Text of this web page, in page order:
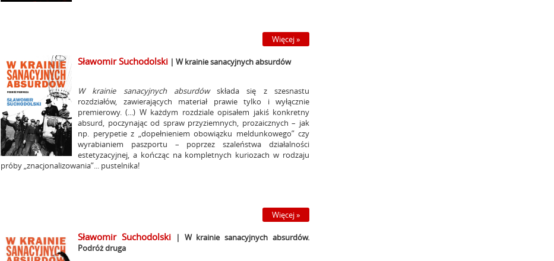
Więcej »
Sławomir Suchodolski | W krainie sanacyjnych absurdów
W krainie sanacyjnych absurdówskłada się z szesnastu
rozdziałów, zawierających materiał prawie tylko i wyłącznie
premierowy. (...) W każdym rozdziale opisałem jakiś konkretny
absurd, poczynając od spraw przyziemnych, prozaicznych – jak
np. perypetie z „dopełnieniem obowiązku meldunkowego” czy
wyrabianiem paszportu – poprzez szaleństwa działalności
estetyzacyjnej, a kończąc na kompletnych kuriozach w rodzaju
próby „znacjonalizowania”... pustelnika!
Więcej »
Sławomir Suchodolski| W krainie sanacyjnych absurdów.
Podróż druga